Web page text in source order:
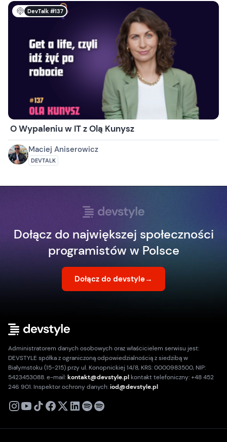
DevTalk #137
O Wypaleniu w IT z Olą Kunysz
Maciej Aniserowicz
DEVTALK
Dołącz do największej społeczności
programistów w Polsce
Dołącz do devstyle→
Administratorem danych osobowych oraz właścicielem serwisu jest:
DEVSTYLE spółka z ograniczoną odpowiedzialnością z siedzibą w
Białymstoku (15-215) przy ul. Konopnickiej 14/8, KRS: 0000983500, NIP:
5423453088. e-mail:kontakt@devstyle.plkontakt telefoniczny: +48 452
246 901. Inspektor ochrony danych:iod@devstyle.pl
X